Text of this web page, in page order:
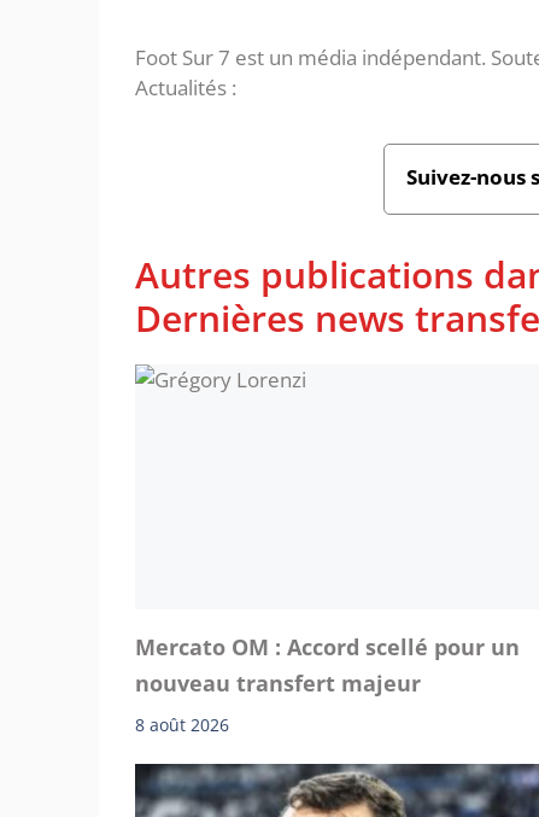
Foot Sur 7 est un média indépendant.
Actualités :
Suivez-nous
Autres publications
Dernières news
Mercato OM : Accord scellé pour un
nouveau transfert majeur
8 août 2026